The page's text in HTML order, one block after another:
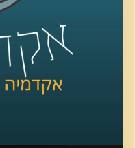
זאת במסגרת המחקר
ד"ר אדם שנער.
קרדיט תמונות: